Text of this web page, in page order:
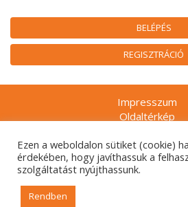
BELÉPÉS
REGISZTRÁCIÓ
Impresszum
Oldaltérkép
Adatkezelési
Technikai ajánlás
Gyakran ismételt
Ezen a weboldalon sütiket (cookie)
érdekében, hogy javíthassuk a
szolgáltatást nyújthassunk.
Rendben